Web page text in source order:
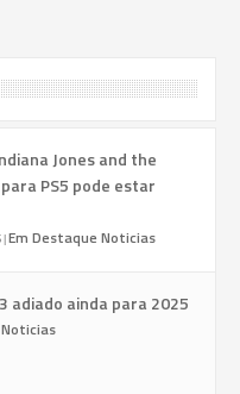
Jones and the
PS5 pode estar
|Em Destaque Noticias
adiado ainda para 2025
Noticias